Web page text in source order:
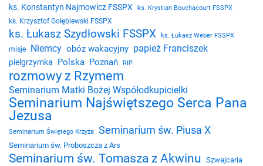
ks. Konstantyn Najmowicz FSSPX
ks. Krystian Bouchacourt FSSPX
ks. Krzysztof Gołębiewski FSSPX
ks. Łukasz Szydłowski FSSPX ks. Łukasz Weber FSSPX
misje Niemcy obóz wakacyjny papież Franciszek
pielgrzymka Polska Poznań RIP
rozmowy z Rzymem
Seminarium Matki Bożej Współodkupicielki
Seminarium Najświętszego Serca Pana
Jezusa
Seminarium Świętego Krzyża Seminarium św. Piusa X
Seminarium św. Proboszcza z Ars
Seminarium św. Tomasza z Akwinu Szwajcaria